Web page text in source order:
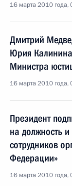
16 марта 2010 года,
Дмитрий
Юрия Калинина
Министра
16 марта 2010 года,
Президент
на должность
сотрудников
Федерации»
16 марта 2010 года,